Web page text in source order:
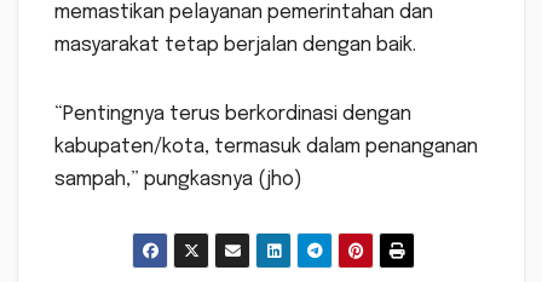
memastikan pelayanan pemerintahan dan
masyarakat tetap berjalan dengan baik.
“Pentingnya terus berkordinasi dengan
kabupaten/kota, termasuk dalam penanganan
sampah,” pungkasnya (jho)